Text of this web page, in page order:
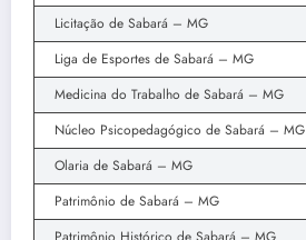
Licitação de Sabará – MG
Liga de Esportes de Sabará – MG
Medicina do Trabalho de Sabará – MG
Núcleo Psicopedagógico de Sabará – MG
Olaria de Sabará – MG
Patrimônio de Sabará – MG